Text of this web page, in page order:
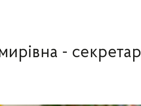
- секретар